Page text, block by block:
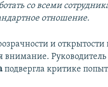
со всеми
отношение.
и
внимание.
подвергла критике